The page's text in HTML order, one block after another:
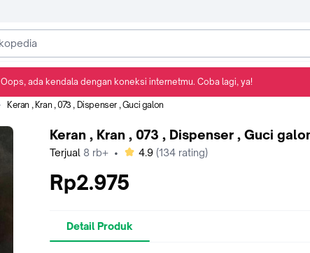
Keran , Kran , 073 , Dispenser , Guci galon
Keran , Kran , 073 , Dispenser , Guci
Terjual 8 rb+ • bintang
4.9 (134 rating)
Rp2.975
Detail Produk
Oops, ada kendala dengan koneksi internetmu. Coba lagi, ya!